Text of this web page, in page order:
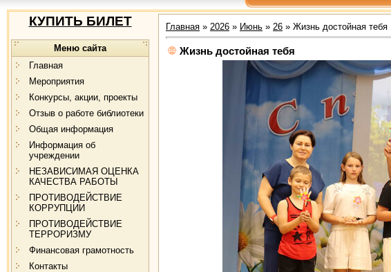
КУПИТЬ БИЛЕТ
Меню сайта
Главная
Мероприятия
Конкурсы, акции, проекты
Отзыв о работе библиотеки
Общая информация
Информация об
учреждении
НЕЗАВИСИМАЯ ОЦЕНКА
КАЧЕСТВА РАБОТЫ
ПРОТИВОДЕЙСТВИЕ
КОРРУПЦИИ
ПРОТИВОДЕЙСТВИЕ
ТЕРРОРИЗМУ
Финансовая грамотность
Контакты
Главная » 2026 » Июнь » 26 » Жизнь достойная тебя
Жизнь достойная тебя